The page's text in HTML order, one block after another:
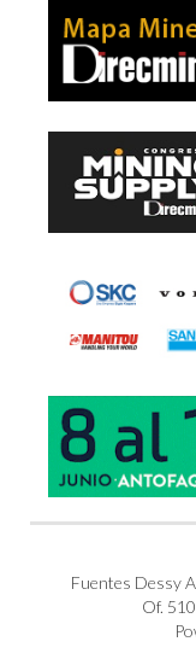
Fuentes Dessy
Of.